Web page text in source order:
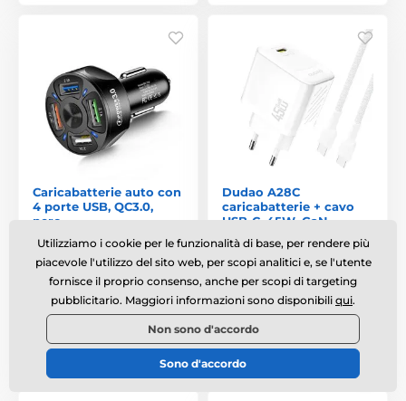
Caricabatterie auto con
4 porte USB, QC3.0,
nero
Disponibile,martedì 11. 8. da
11,49 €
Dudao A28C
caricabatterie + cavo
USB-C, 45W, GaN,
Disponibile,martedì 11. 8. da
voi
12,99 €
Utilizziamo i cookie per le funzionalità di base, per rendere più
piacevole l'utilizzo del sito web, per scopi analitici e, se l'utente
fornisce il proprio consenso, anche per scopi di targeting
pubblicitario. Maggiori informazioni sono disponibili qui.
Non sono d'accordo
Sono d'accordo